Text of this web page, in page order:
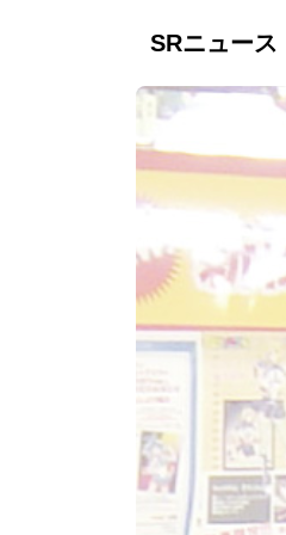
SRニュース